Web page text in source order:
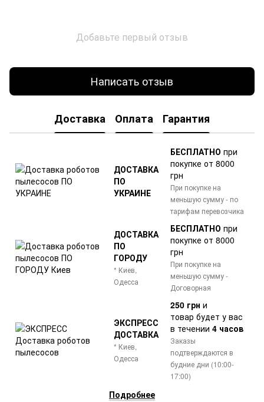
Добавьте первый отзыв
Написать отзыв
Доставка Оплата Гарантия
ДОСТАВКА
ПО
УКРАИНЕ
БЕСПЛАТНО при
покупке от 8000
грн
При покупке на
меньшую сумму - по
тарифам перевозчика
ДОСТАВКА
ПО
ГОРОДУ
* Киев,
Одесса
БЕСПЛАТНО при
покупке от 8000
грн
При покупке на
меньшую сумму -
Договорная
ЭКСПРЕСС
ДОСТАВКА
* Киев,
Одесса
250 грн и
товар будет у вас
в течении 4 часов
Заказы
подтверждаются в
будние дни (10:00-
17:00)
Подробнее